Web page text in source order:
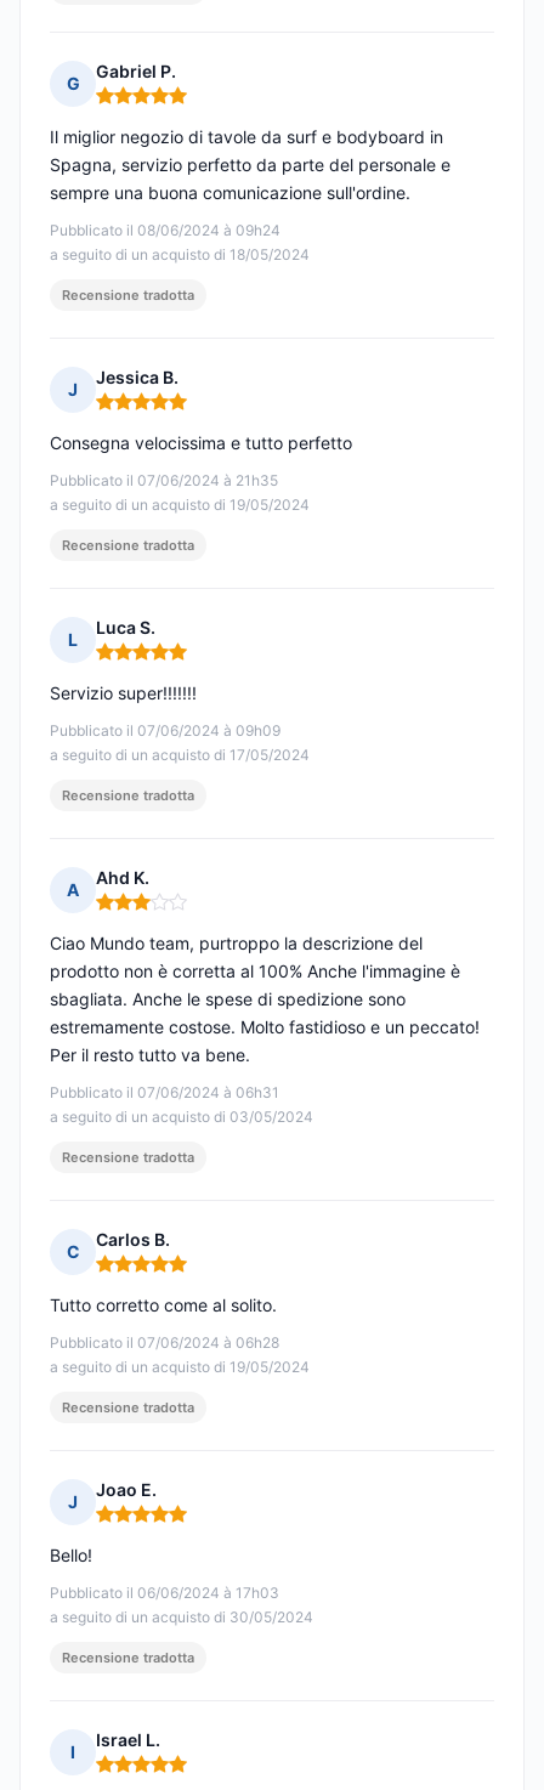
G
Gabriel P.
Nota: 5 su 5
Pubblicato il 08/06/2024 à 09h24
a seguito di un acquisto di 18/05/2024
Il miglior negozio di tavole da surf e bodyboard in
Spagna, servizio perfetto da parte del personale e
sempre una buona comunicazione sull'ordine.
Recensione tradotta
J
Jessica B.
Nota: 5 su 5
Pubblicato il 07/06/2024 à 21h35
a seguito di un acquisto di 19/05/2024
Consegna velocissima e tutto perfetto
Recensione tradotta
L
Luca S.
Nota: 5 su 5
Pubblicato il 07/06/2024 à 09h09
a seguito di un acquisto di 17/05/2024
Servizio super!!!!!!!
Recensione tradotta
A
Ahd K.
Nota: 3 su 5
Pubblicato il 07/06/2024 à 06h31
a seguito di un acquisto di 03/05/2024
Ciao Mundo team, purtroppo la descrizione del
prodotto non è corretta al 100% Anche l'immagine è
sbagliata. Anche le spese di spedizione sono
estremamente costose. Molto fastidioso e un peccato!
Per il resto tutto va bene.
Recensione tradotta
C
Carlos B.
Nota: 5 su 5
Pubblicato il 07/06/2024 à 06h28
a seguito di un acquisto di 19/05/2024
Tutto corretto come al solito.
Recensione tradotta
J
Joao E.
Nota: 5 su 5
Pubblicato il 06/06/2024 à 17h03
a seguito di un acquisto di 30/05/2024
Bello!
Recensione tradotta
I
Israel L.
Nota: 5 su 5